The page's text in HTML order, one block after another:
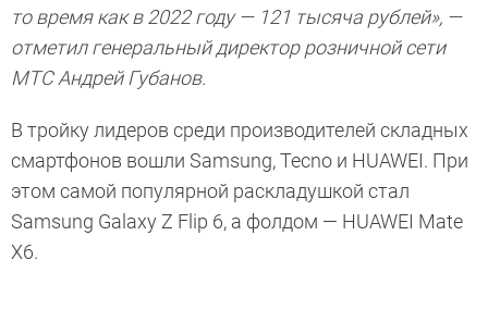
то время как в 2022 году — 121 тысяча рублей», —
отметил генеральный директор розничной сети
МТС Андрей Губанов.
В тройку лидеров среди производителей складных
смартфонов вошли Samsung, Tecno и HUAWEI. При
этом самой популярной раскладушкой стал
Samsung Galaxy Z Flip 6, а фолдом — HUAWEI Mate
X6.